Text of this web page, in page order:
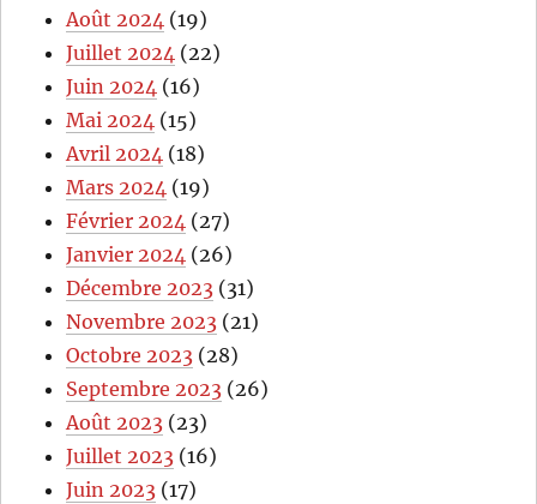
Août 2024 (19)
Juillet 2024 (22)
Juin 2024 (16)
Mai 2024 (15)
Avril 2024 (18)
Mars 2024 (19)
Février 2024 (27)
Janvier 2024 (26)
Décembre 2023 (31)
Novembre 2023 (21)
Octobre 2023 (28)
Septembre 2023 (26)
Août 2023 (23)
Juillet 2023 (16)
Juin 2023 (17)